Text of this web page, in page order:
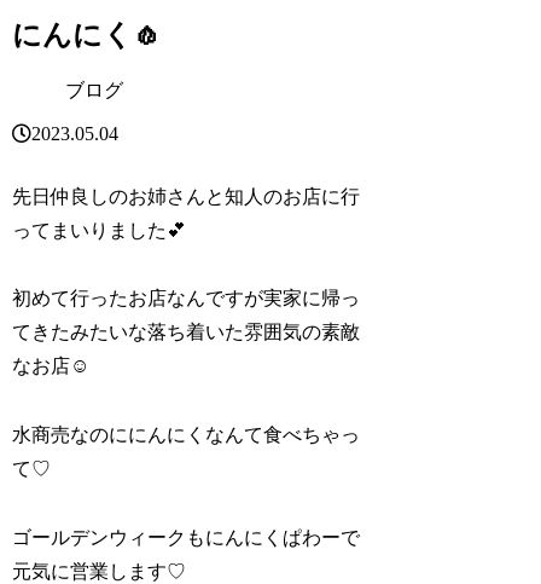
にんにく🧄
ブログ
2023.05.04
先日仲良しのお姉さんと知人のお店に行
ってまいりました💕
初めて行ったお店なんですが実家に帰っ
てきたみたいな落ち着いた雰囲気の素敵
なお店☺️
水商売なのににんにくなんて食べちゃっ
て♡
ゴールデンウィークもにんにくぱわーで
元気に営業します♡